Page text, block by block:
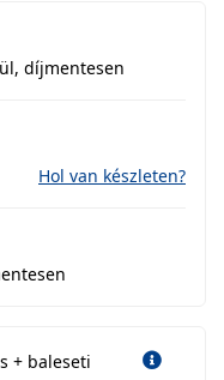
díjmentesen
Hol van készleten?
+ baleseti